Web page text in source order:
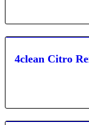
4clean Citro